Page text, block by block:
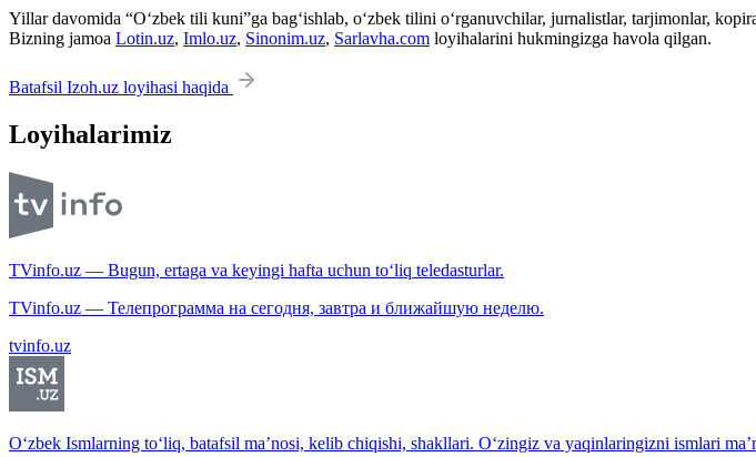
Yillar davomida “O‘zbek tili kuni”ga bag‘ishlab, o‘zbek tilini o‘rganuvchilar, jurnalistlar, tarjimonlar,
Bizning jamoa Lotin.uz, Imlo.uz, Sinonim.uz, Sarlavha.com loyihalarini hukmingizga havola qilgan.
Batafsil Izoh.uz loyihasi haqida
Loyihalarimiz
TVinfo.uz — Bugun, ertaga va keyingi hafta uchun to‘liq teledasturlar.
TVinfo.uz — Телепрограмма на сегодня, завтра и ближайшую неделю.
tvinfo.uz
O‘zbek Ismlarning to‘liq, batafsil ma’nosi, kelib chiqishi, shakllari. O‘zingiz va yaqinlaringizni ismlari